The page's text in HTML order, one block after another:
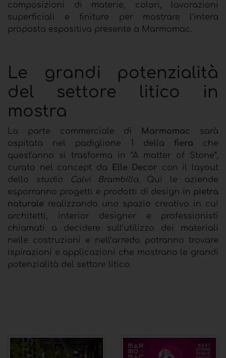
composizioni di materie, colori, lavorazioni
superficiali e finiture per mostrare l’intera
proposta espositiva presente a Marmomac.
Le grandi potenzialità
del settore litico in
mostra
La parte commerciale di Marmomac sarà
ospitata nel padiglione 1 della fiera che
quest'anno si trasforma in “A matter of Stone”,
curato nel concept da
Elle Decor con il layout
dello studio Calvi Brambilla. Qui le aziende
esporranno progetti e prodotti di design in pietra
naturale realizzando uno spazio creativo in cui
architetti, interior designer e professionisti
chiamati a decidere sull’utilizzo dei materiali
nelle costruzioni e nell’arredo potranno trovare
ispirazioni e applicazioni che mostrano le grandi
potenzialità del settore litico.